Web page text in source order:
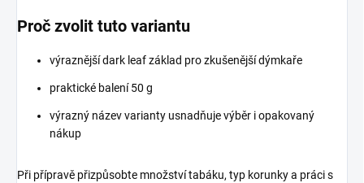
Proč zvolit tuto variantu
výraznější dark leaf základ pro zkušenější dýmkaře
praktické balení 50 g
výrazný název varianty usnadňuje výběr i opakovaný
nákup
Při přípravě přizpůsobte množství tabáku, typ korunky a práci s